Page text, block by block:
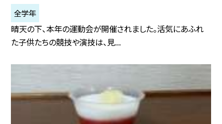
全学年
晴天の下、本年の運動会が開催されました。活気にあふれ
た子供たちの競技や演技は、見...